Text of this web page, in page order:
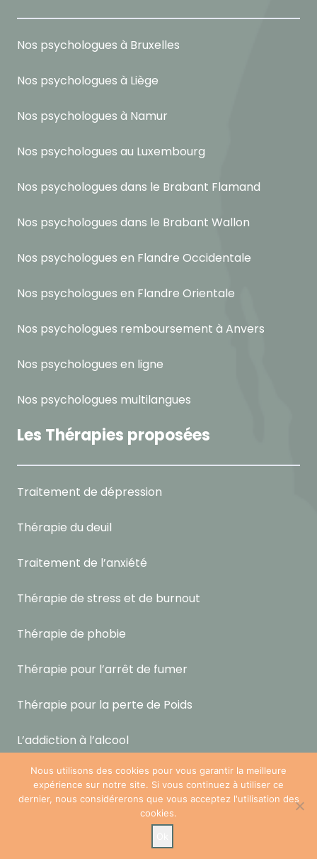
Nos psychologues à Bruxelles
Nos psychologues à Liège
Nos psychologues à Namur
Nos psychologues au Luxembourg
Nos psychologues dans le Brabant Flamand
Nos psychologues dans le Brabant Wallon
Nos psychologues en Flandre Occidentale
Nos psychologues en Flandre Orientale
Nos psychologues remboursement à Anvers
Nos psychologues en ligne
Nos psychologues multilangues
Les Thérapies proposées
Traitement de dépression
Thérapie du deuil
Traitement de l’anxiété
Thérapie de stress et de burnout
Thérapie de phobie
Thérapie pour l’arrêt de fumer
Thérapie pour la perte de Poids
L’addiction à l’alcool
Nos partenaires
Centre Tulipe – Espace paramédicale et bien-être
Nous utilisons des cookies pour vous garantir la meilleure
expérience sur notre site. Si vous continuez à utiliser ce
dernier, nous considérerons que vous acceptez l'utilisation des
cookies.